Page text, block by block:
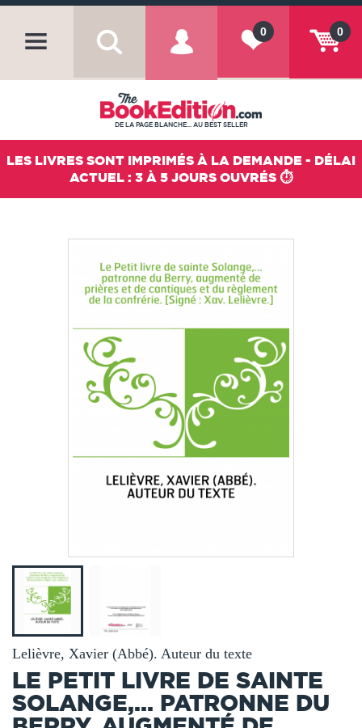
0
0
DE LA PAGE BLANCHE... AU BEST SELLER
LES LIVRES SONT IMPRIMÉS À LA DEMANDE - DÉLAI
ACTUEL : 3 À 5 JOURS OUVRÉS ⏱️
Lelièvre, Xavier (Abbé). Auteur du texte
LE PETIT LIVRE DE SAINTE
SOLANGE,... PATRONNE DU